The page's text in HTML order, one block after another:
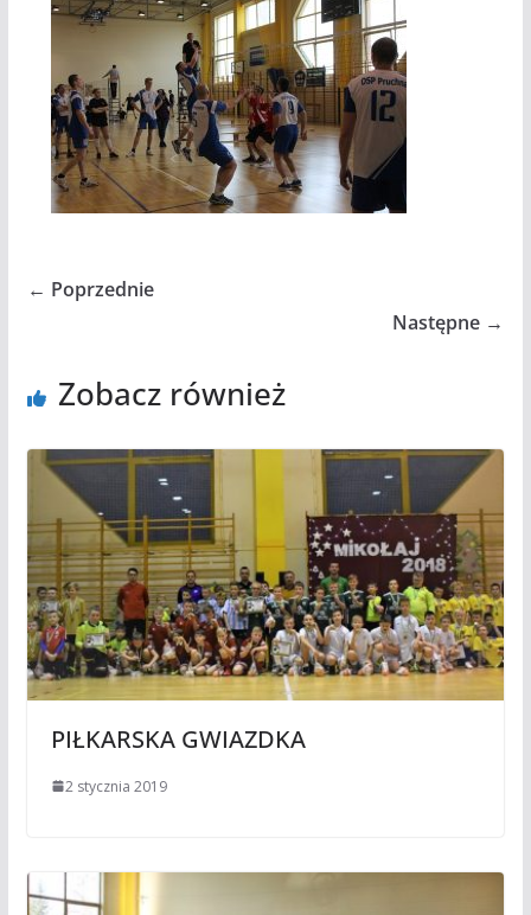
← Poprzednie
Następne →
Zobacz również
PIŁKARSKA GWIAZDKA
2 stycznia 2019